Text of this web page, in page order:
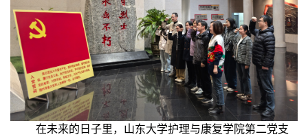
在未来的日子里，山东大学护理与康复学院第二党支